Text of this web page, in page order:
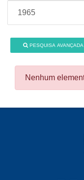
1965
PESQUISA AVANÇADA
Nenhum